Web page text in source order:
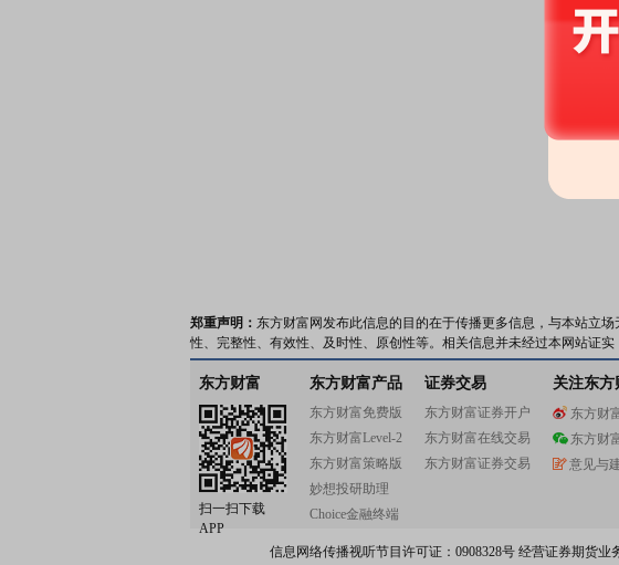
郑重声明： 东方财富网发布此信息的目的在于传播更多信息，与本站立
性、完整性、有效性、及时性、原创性等。相关信息并未经过本网站证
东方财富
扫一扫下载
APP
东方财富产品
东方财富免费版
东方财富Level-2
东方财富策略版
妙想投研助理
Choice金融终端
证券交易
东方财富证券开户
东方财富在线交易
东方财富证券交易
关注东方
东方财
东方财
意见与
信息网络传播视听节目许可证：0908328号 经营证券期货业